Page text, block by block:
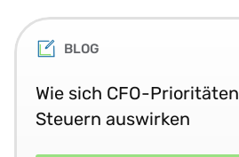
BLOG
Wie sich CFO-
Steuern auswirken